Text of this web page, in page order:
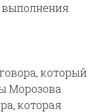
выполнения
который
Морозова
которая